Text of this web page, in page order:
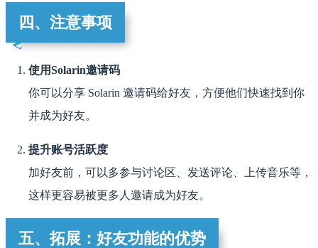
四、注意事项
使用Solarin邀请码
你可以分享 Solarin 邀请码给好友，方便他们快速找到你
并成为好友。
提升账号活跃度
加好友前，可以多参与讨论区、发送评论、上传音乐等，
这样更容易被更多人邀请成为好友。
五、拓展：好友功能的优势